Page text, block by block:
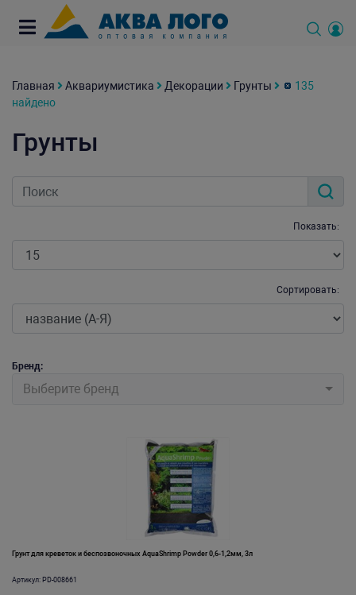
Главная Аквариумистика Декорации Грунты
135
найдено
Грунты
Показать:
Сортировать:
Бренд:
Выберите бренд
Грунт для креветок и беспозвоночных AquaShrimp Powder 0,6-1,2мм, 3л
Артикул: PD-008661